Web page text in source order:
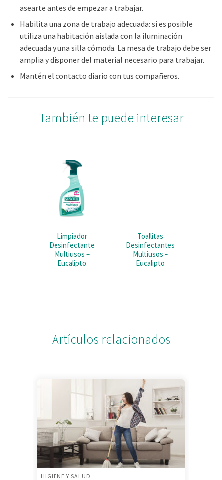
consentimiento en cualquier momento en la Declaración
de cookies.
Las cookies de este sitio web se usan para personalizar
el contenido y los anuncios, ofrecer funciones de redes
información sobre el uso que haga del sitio web con
que les haya proporcionado o que hayan recopilado a
asearte antes de empezar a trabajar.
Habilita una zona de trabajo adecuada: si es posible
utiliza una habitación aislada con la iluminación
adecuada y una silla cómoda. La mesa de trabajo debe ser
amplia y disponer del material necesario para trabajar.
Mantén el contacto diario con tus compañeros.
También te puede interesar
Limpiador
Desinfectante
Multiusos –
Eucalipto
Toallitas
Desinfectantes
Multiusos –
Eucalipto
Artículos relacionados
HIGIENE Y SALUD